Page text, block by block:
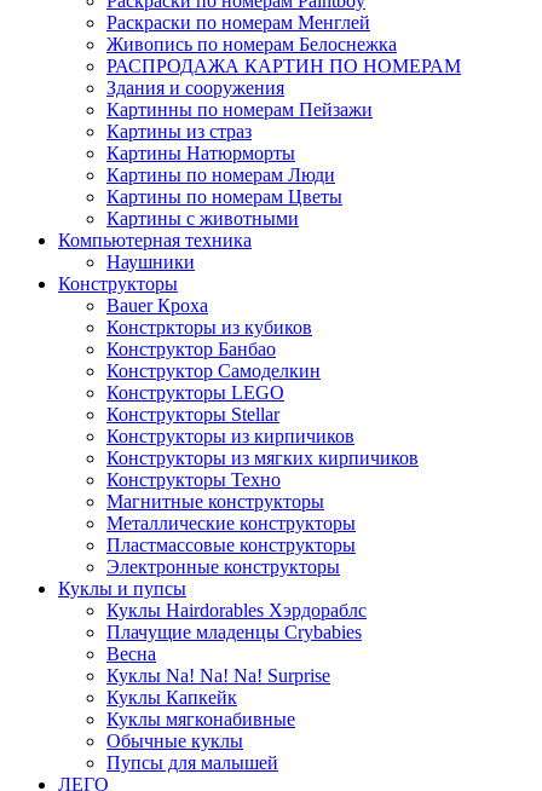
Раскраски по номерам Менглей
Живопись по номерам Белоснежка
РАСПРОДАЖА КАРТИН ПО НОМЕРАМ
Здания и сооружения
Картинны по номерам Пейзажи
Картины из страз
Картины Натюрморты
Картины по номерам Люди
Картины по номерам Цветы
Картины с животными
Компьютерная техника
Наушники
Конструкторы
Bauer Кроха
Констркторы из кубиков
Конструктор Банбао
Конструктор Самоделкин
Конструкторы LEGO
Конструкторы Stellar
Конструкторы из кирпичиков
Конструкторы из мягких кирпичиков
Конструкторы Техно
Магнитные конструкторы
Металлические конструкторы
Пластмассовые конструкторы
Электронные конструкторы
Куклы и пупсы
Куклы Hairdorables Хэрдораблс
Плачущие младенцы Crybabies
Весна
Куклы Na! Na! Na! Surprise
Куклы Капкейк
Куклы мягконабивные
Обычные куклы
Пупсы для малышей
ЛЕГО